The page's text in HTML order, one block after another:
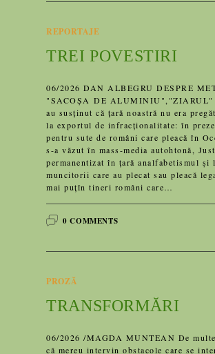
REPORTAJE
TREI POVESTIRI
06/2026 DAN ALBEGRU DESPRE
"SACOȘA DE ALUMINIU","ZIARUL"
au susținut că țară noastră nu era
la exportul de infracționalitate: în
pentru sute de români care pleacă în
s-a văzut în mass-media autohtonă,
permanentizat în țară analfabetismul
muncitorii care au plecat sau pleacă
mai puțîn tineri români care…
0 COMMENTS
PROZĂ
TRANSFORMĂRI
06/2026 /MAGDA MUNTEAN De
că mereu intervin obstacole care se